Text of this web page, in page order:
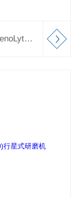
HG-200(原1200）GenoLyte®紧凑型组织研磨仪